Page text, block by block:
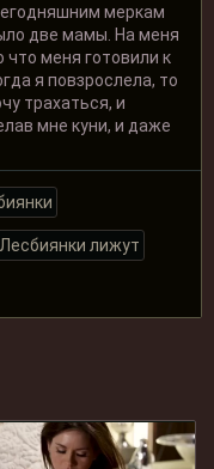
меркам
две мамы. На меня
что меня готовили к
я повзрослела, то
трахаться, и
мне куни, и даже
Лесбиянки лижут